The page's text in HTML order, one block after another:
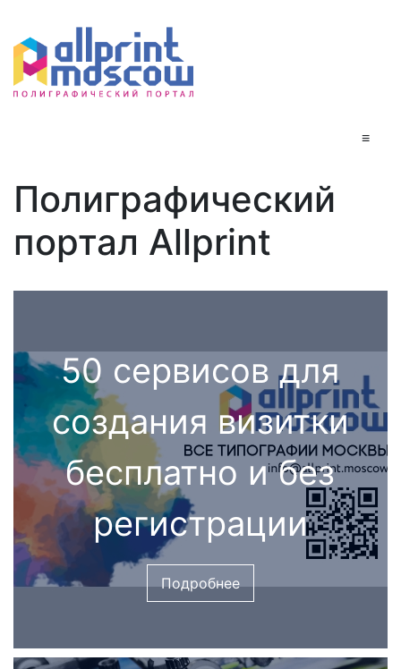
≡
Полиграфический
портал Allprint
50 сервисов для
создания визитки
бесплатно и без
регистрации
Подробнее